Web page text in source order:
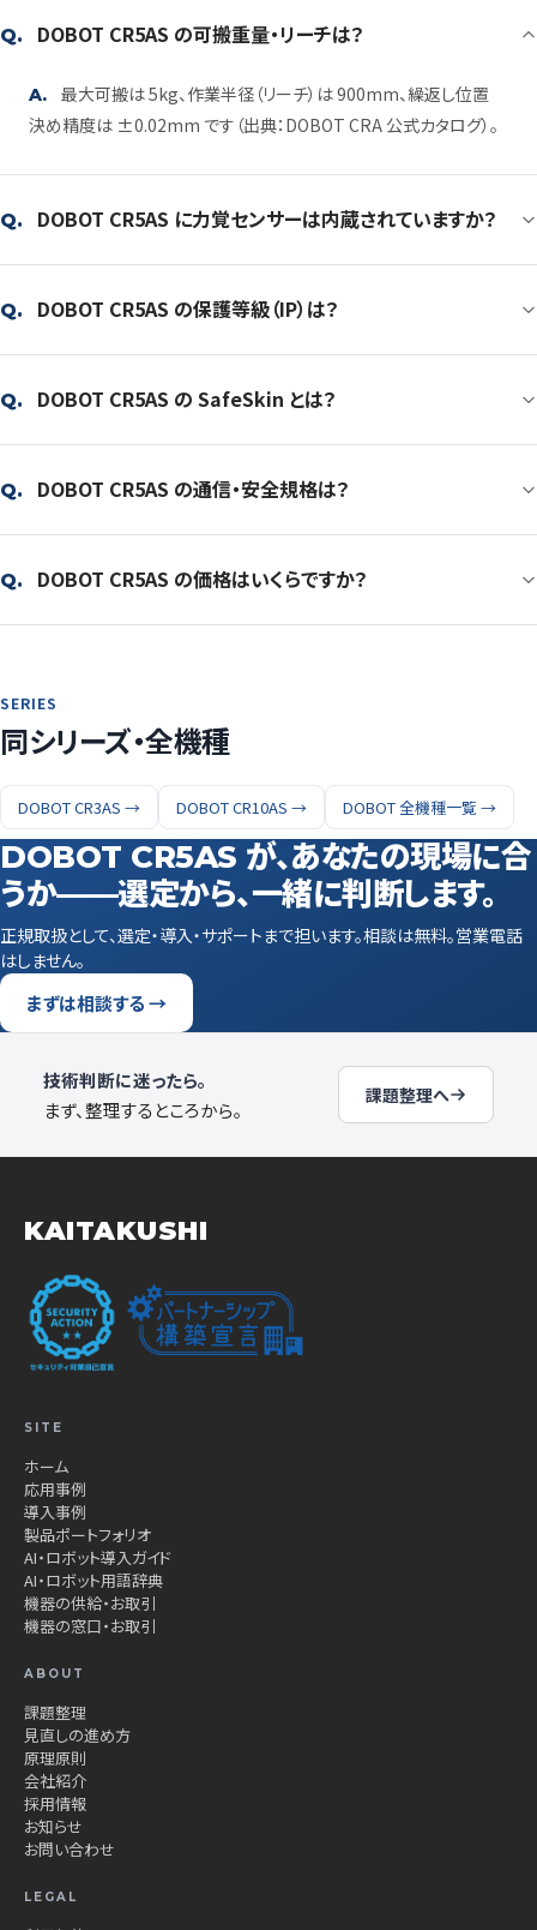
Q. DOBOT CR5AS の可搬重量・リーチは？
A.
最大可搬は 5kg、作業半径（リーチ）は 900mm、繰返し位置
決め精度は ±0.02mm です（出典：DOBOT CRA 公式カタログ）。
Q. DOBOT CR5AS に力覚センサーは内蔵されていますか？
Q. DOBOT CR5AS の保護等級（IP）は？
Q. DOBOT CR5AS の SafeSkin とは？
Q. DOBOT CR5AS の通信・安全規格は？
Q. DOBOT CR5AS の価格はいくらですか？
SERIES
同シリーズ・全機種
DOBOT CR3AS → DOBOT CR10AS → DOBOT 全機種一覧 →
DOBOT CR5AS が、あなたの現場に合
うか——選定から、一緒に判断します。
正規取扱として、選定・導入・サポートまで担います。相談は無料。営業電話
はしません。
まずは相談する →
技術判断に迷ったら。
まず、整理するところから。
課題整理へ
KAITAKUSHI
SITE
ホーム
応用事例
導入事例
製品ポートフォリオ
AI・ロボット導入ガイド
AI・ロボット用語辞典
機器の供給・お取引
機器の窓口・お取引
ABOUT
課題整理
見直しの進め方
原理原則
会社紹介
採用情報
お知らせ
お問い合わせ
LEGAL